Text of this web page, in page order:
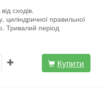
сходів.
циліндричної правильної
Тривалий період
Купити